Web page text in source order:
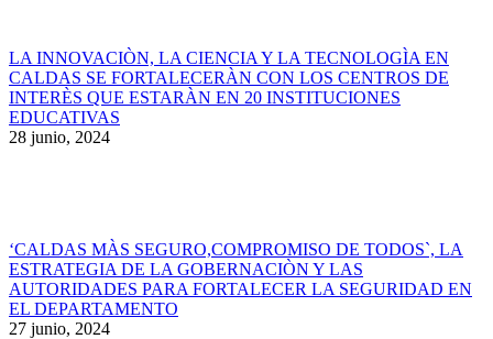
LA INNOVACIÒN, LA CIENCIA Y LA TECNOLOGÌA EN
CALDAS SE FORTALECERÀN CON LOS CENTROS DE
INTERÈS QUE ESTARÀN EN 20 INSTITUCIONES
EDUCATIVAS
28 junio, 2024
‘CALDAS MÀS SEGURO,COMPROMISO DE TODOS`, LA
ESTRATEGIA DE LA GOBERNACIÒN Y LAS
AUTORIDADES PARA FORTALECER LA SEGURIDAD EN
EL DEPARTAMENTO
27 junio, 2024